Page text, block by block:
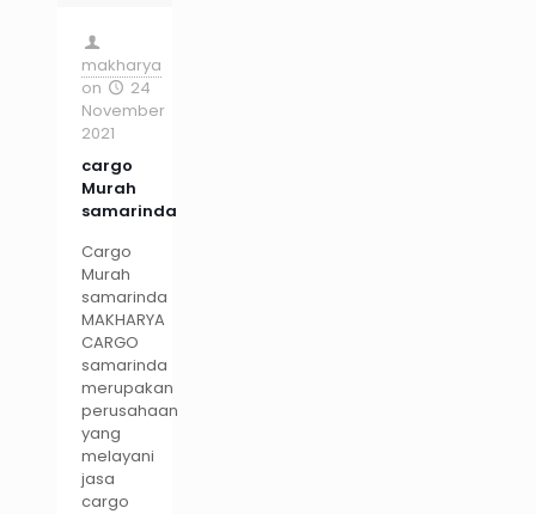
makharya
on
24
November
2021
cargo
Murah
samarinda
Cargo
Murah
samarinda
MAKHARYA
CARGO
samarinda
merupakan
perusahaan
yang
melayani
jasa
cargo